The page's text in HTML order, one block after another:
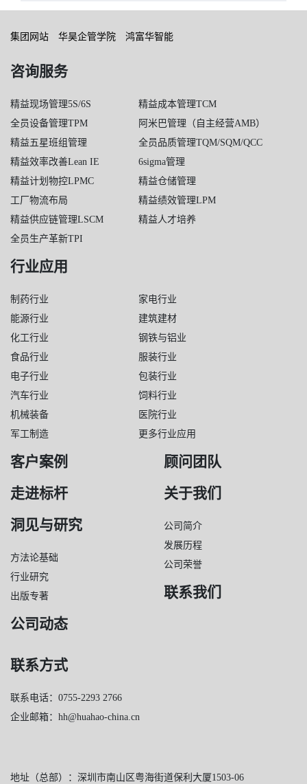
集团网站 华昊企管学院 鸿富华智能
咨询服务
精益现场管理5S/6S
全员设备管理TPM
精益五星班组管理
精益效率改善Lean IE
精益计划物控LPMC
工厂物流布局
精益供应链管理LSCM
全员生产革新TPI
精益成本管理TCM
阿米巴管理（自主经营AMB）
全员品质管理TQM/SQM/QCC
6sigma管理
精益仓储管理
精益绩效管理LPM
精益人才培养
行业应用
制药行业
能源行业
化工行业
食品行业
电子行业
汽车行业
机械装备
军工制造
家电行业
建筑建材
钢铁与铝业
服装行业
包装行业
饲料行业
医院行业
更多行业应用
客户案例
走进标杆
洞见与研究
方法论基础
行业研究
出版专著
公司动态
顾问团队
关于我们
公司简介
发展历程
公司荣誉
联系我们
联系方式
联系电话：0755-2293 2766
企业邮箱：hh@huahao-china.cn
地址（总部）：深圳市南山区粤海街道保利大厦1503-06